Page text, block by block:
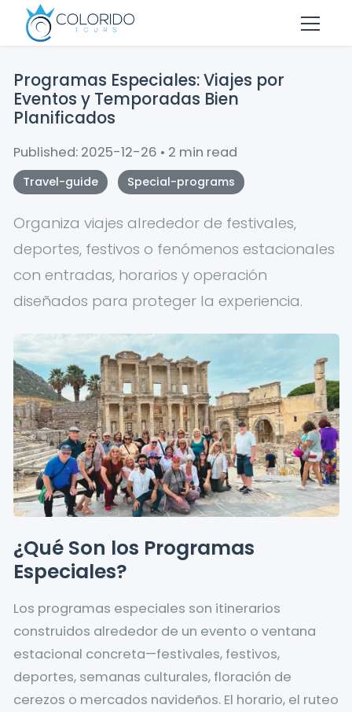
Skip to main content
Programas Especiales: Viajes por
Eventos y Temporadas Bien
Planificados
Published: 2025-12-26 • 2 min read
Travel-guide Special-programs
Organiza viajes alrededor de festivales,
deportes, festivos o fenómenos estacionales
con entradas, horarios y operación
diseñados para proteger la experiencia.
¿Qué Son los Programas
Especiales?
Los programas especiales son itinerarios
construidos alrededor de un evento o ventana
estacional concreta—festivales, festivos,
deportes, semanas culturales, floración de
cerezos o mercados navideños. El horario, el ruteo